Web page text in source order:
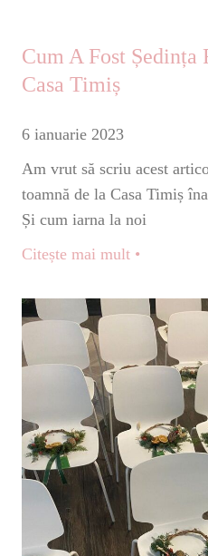
Cum A Fost Ședința
Casa Timiș
6 ianuarie 2023
Am vrut să scriu acest
toamnă de la Casa Timiș
Și cum iarna la noi
Citește mai mult •